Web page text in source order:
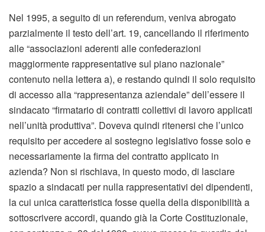
Nel 1995, a seguito di un referendum, veniva abrogato
parzialmente il testo dell’art. 19, cancellando il riferimento
alle “associazioni aderenti alle confederazioni
maggiormente rappresentative sul piano nazionale”
contenuto nella lettera a), e restando quindi il solo requisito
di accesso alla “rappresentanza aziendale” dell’essere il
sindacato “firmatario di contratti collettivi di lavoro applicati
nell’unità produttiva”. Doveva quindi ritenersi che l’unico
requisito per accedere al sostegno legislativo fosse solo e
necessariamente la firma del contratto applicato in
azienda? Non si rischiava, in questo modo, di lasciare
spazio a sindacati per nulla rappresentativi dei dipendenti,
la cui unica caratteristica fosse quella della disponibilità a
sottoscrivere accordi, quando già la Corte Costituzionale,